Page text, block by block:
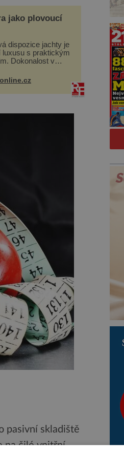
jako plovoucí
dispozice jachty je
luxusu s praktickým
Dokonalost v
Casa, kterou byly
paluby. Monacký
každoročn...
pasivní skladiště
na čilé vnitřní